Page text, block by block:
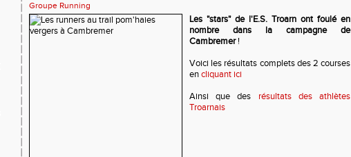
Groupe Running
Les "stars" de l'E.S. Troarn ont foulé en
nombre dans la campagne de
Cambremer!
Voici les résultats complets des 2 courses
encliquant ici
Ainsi que des résultats des athlètes
Troarnais